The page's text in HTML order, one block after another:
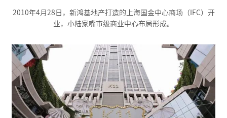
2010年4月28日，新鸿基地产打造的上海国金中心商场（IFC）开
业，小陆家嘴市级商业中心布局形成。